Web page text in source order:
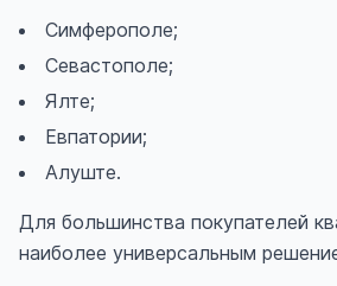
Симферополе;
Севастополе;
Ялте;
Евпатории;
Алуште.
Для большинства покупателей
наиболее универсальным